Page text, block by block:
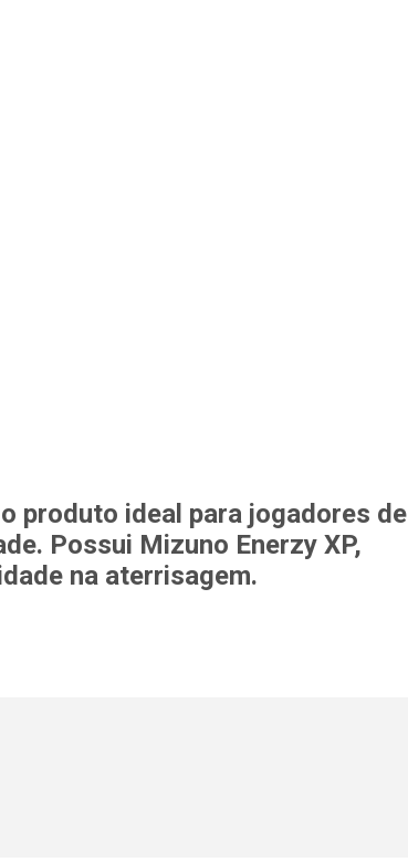
produto ideal para jogadores de
Possui Mizuno Enerzy XP,
na aterrisagem.